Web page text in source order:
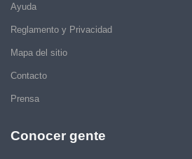
Ayuda
Reglamento y Privacidad
Mapa del sitio
Contacto
Prensa
Conocer gente